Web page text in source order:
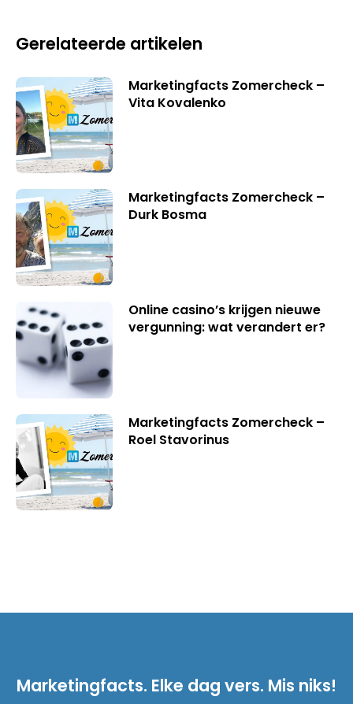
Gerelateerde artikelen
Marketingfacts Zomercheck –
Vita Kovalenko
Marketingfacts Zomercheck –
Durk Bosma
Online casino’s krijgen nieuwe
vergunning: wat verandert er?
Marketingfacts Zomercheck –
Roel Stavorinus
Marketingfacts. Elke dag vers. Mis niks!